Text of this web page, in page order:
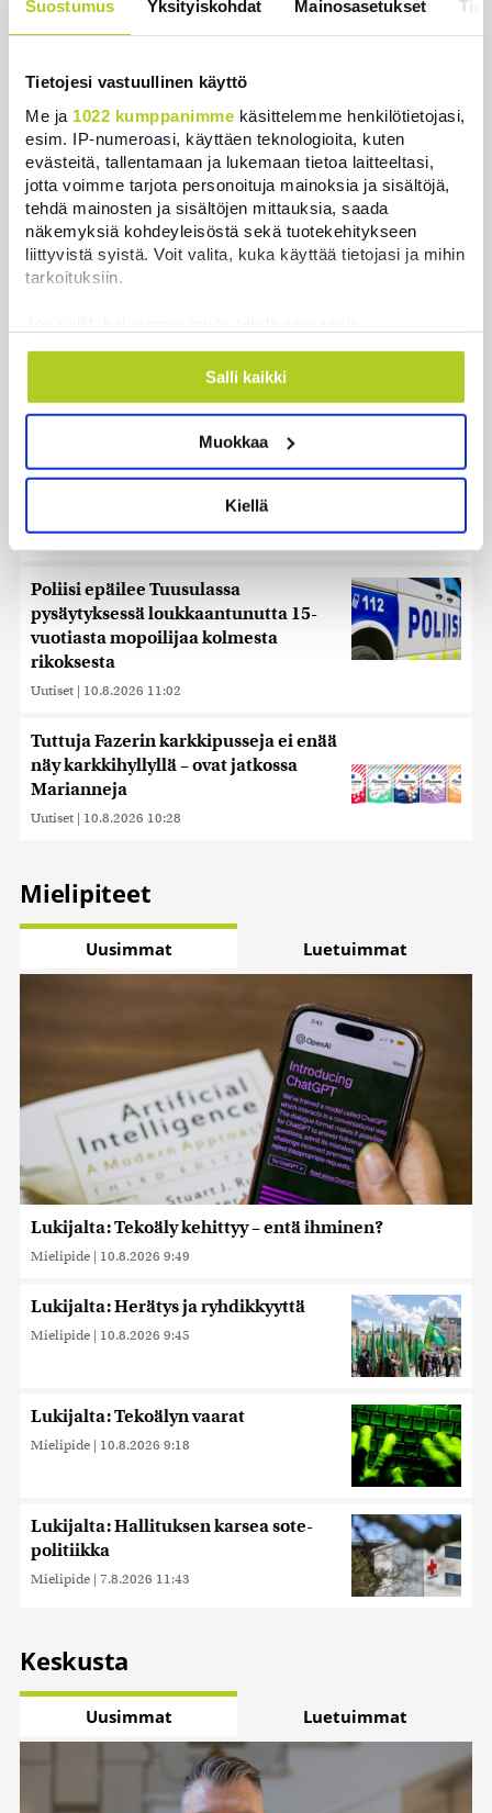
Suostumus Yksityiskohdat Mainosasetukset
Tietojesi vastuullinen käyttö
Me ja 1022 kumppanimme käsittelemme henkilötietojasi,
esim. IP-numeroasi, käyttäen teknologioita, kuten
evästeitä, tallentamaan ja lukemaan tietoa laitteeltasi,
jotta voimme tarjota personoituja mainoksia ja sisältöjä,
tehdä mainosten ja sisältöjen mittauksia, saada
näkemyksiä kohdeyleisöstä sekä tuotekehitykseen
liittyvistä syistä. Voit valita, kuka käyttää tietojasi ja mihin
tarkoituksiin.
Kerätä tietoja maantieteellisestä sijainnistasi,
mahdollisesti muutaman metrin tarkkuudella
ominaispiirteitä aktiivisesti (sormenjäljen
Lue lisää siitä, miten henkilötietojasi käsitellään ja miten
suostumustasi tai peruuttaa sen milloin vain
evästeilmoituksessa.
Käytämme evästeitä tarjoamamme sisällön ja mainosten
räätälöimiseen, sosiaalisen median ominaisuuksien
tukemiseen ja kävijämäärämme analysoimiseen. Lisäksi
jaamme sosiaalisen median, mainosalan ja analytiikka-
sivustoamme. Kumppanimme voivat yhdistää näitä
kerätty, kun olet käyttänyt heidän palvelujaan. Tietoja
saatetaan myös siirtää ulkomaille.
Salli kaikki
Muokkaa
Kiellä
auringonpimennyksen edellä
Uutiset
Uusimmat Luetuimmat
Nuori mies kuoli ulosajossa Vihdissä
Uutiset | 10.8.2026 11:02
Poliisi epäilee Tuusulassa
pysäytyksessä loukkaantunutta 15-
vuotiasta mopoilijaa kolmesta
rikoksesta
Uutiset | 10.8.2026 11:02
Tuttuja Fazerin karkkipusseja ei enää
näy karkkihyllyllä – ovat jatkossa
Marianneja
Uutiset | 10.8.2026 10:28
Mielipiteet
Uusimmat Luetuimmat
Lukijalta: Tekoäly kehittyy – entä ihminen?
Mielipide | 10.8.2026 9:49
Lukijalta: Herätys ja ryhdikkyyttä
Mielipide | 10.8.2026 9:45
Lukijalta: Tekoälyn vaarat
Mielipide | 10.8.2026 9:18
Lukijalta: Hallituksen karsea sote-
politiikka
Mielipide | 7.8.2026 11:43
Keskusta
Uusimmat Luetuimmat